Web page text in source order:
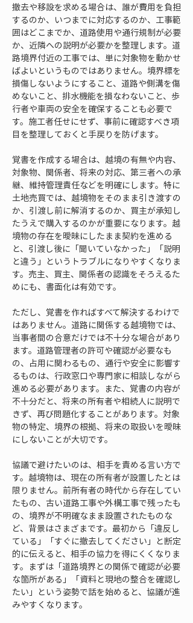
撤去や移設を求める場合は、誰が費用を負担
するのか、いつまでに対応するのか、工事範
囲はどこまでか、道路使用や通行規制が必要
か、近隣への説明が必要かを整理します。道
路境界付近の工事では、単に対象物を動かせ
ばよいというものではありません。境界標を
損傷しないようにすること、道路や側溝を傷
めないこと、排水機能を損なわないこと、歩
行者や車両の安全を確保することも必要で
す。施工者任せにせず、事前に確認すべき項
目を整理しておくと手戻りを防げます。
覚書を作成する場合は、越境の有無や内容、
対象物、関係者、将来の対応、第三者への承
継、維持管理責任などを明確にします。特に
土地売買では、越境物をそのまま引き渡すの
か、引渡し前に解消するのか、買主が承知し
たうえで購入するのかが重要になります。越
境物の存在を曖昧にしたまま契約を進める
と、引渡し後に「聞いていなかった」「説明
と違う」というトラブルになりやすくなりま
す。売主、買主、関係者の認識をそろえるた
めにも、書面化は有効です。
ただし、覚書を作ればすべて解決するわけで
はありません。道路に関係する越境物では、
当事者間の合意だけでは不十分な場合があり
ます。道路管理者の許可や確認が必要なも
の、占用に関わるもの、通行や安全に影響す
るものは、行政窓口や専門家に相談しながら
進める必要があります。また、覚書の内容が
不十分だと、将来の所有者や相続人に説明で
きず、再び問題化することがあります。対象
物の特定、境界の根拠、将来の取扱いを曖昧
にしないことが大切です。
協議で避けたいのは、相手を責める言い方で
す。越境物は、現在の所有者が設置したとは
限りません。前所有者の時代から存在してい
たもの、古い道路工事や外構工事で残ったも
の、境界が不明確なまま設置されたものな
ど、背景はさまざまです。最初から「違反し
ている」「すぐに撤去してください」と断定
的に伝えると、相手の協力を得にくくなりま
す。まずは「道路境界との関係で確認が必要
な箇所がある」「資料と現地の整合を確認し
たい」という姿勢で話を始めると、協議が進
みやすくなります。